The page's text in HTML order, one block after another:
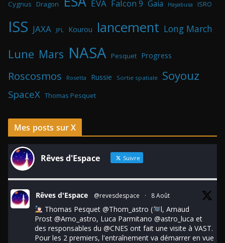
Cygnus Dragon EVA Falcon 9 Gaia Hayabusa ISRO
ISS JAXA JPL Kourou lancement Long March
Lune Mars NASA Pesquet Progress
Roscosmos Rosetta Russie Sortie spatiale Soyouz
SpaceX Thomas Pesquet
Mes posts sur X
Rêves d'Espace Suivre
Rêves d'Espace @revesdespace · 8 Août
Thomas Pesquet @Thom_astro (
l, Arnaud
Prost @Arno_astro, Luca Parmitano @astro_luca et
des responsables du @CNES ont fait une visite à VAST.
Pour les 2 premiers, l'entraînement va démarrer en vue